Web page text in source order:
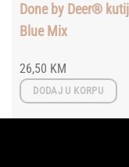
Done by Deer®
Blue Mix
26,50 KM
DODAJ U KORPU